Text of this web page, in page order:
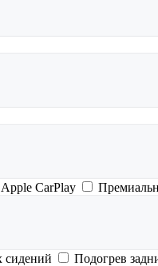
Apple CarPlay
сидений Подогрев